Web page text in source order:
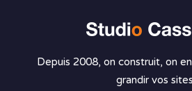
Depuis 2008, on construit, on
grandir vos